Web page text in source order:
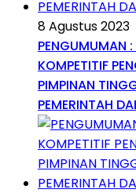
8 Agustus 2023
PENGUMUMAN
KOMPETITIF
PIMPINAN
PEMERINTAH